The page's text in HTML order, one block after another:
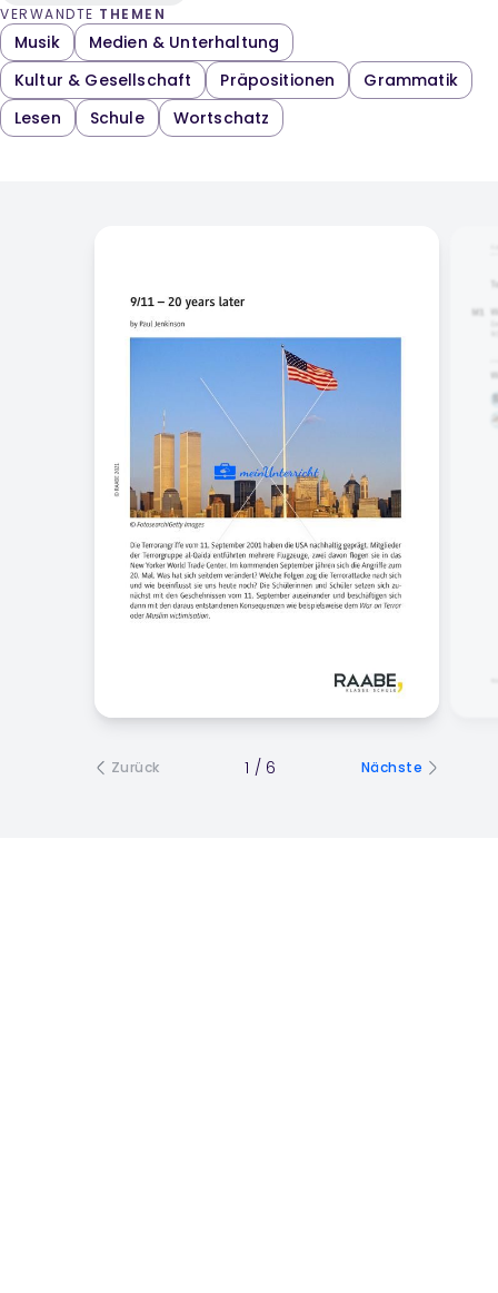
VERWANDTE THEMEN
Musik
Medien & Unterhaltung
Kultur & Gesellschaft
Präpositionen
Grammatik
Lesen
Schule Wortschatz
Zurück 1 / 6 Nächste